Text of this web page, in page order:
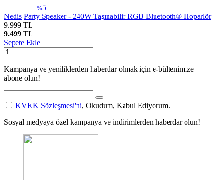
%5
Nedis Party Speaker - 240W Taşınabilir RGB Bluetooth® Hoparlör
9.999 TL
9.499 TL
Sepete Ekle
Kampanya ve yeniliklerden haberdar olmak için e-bültenimize
abone olun!
KVKK Sözleşmesi'ni, Okudum, Kabul Ediyorum.
Sosyal medyaya özel kampanya ve indirimlerden haberdar olun!